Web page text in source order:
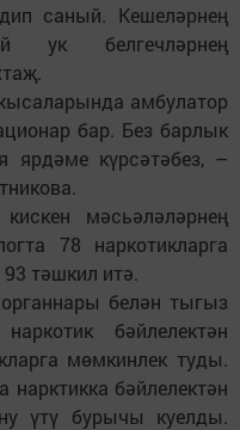
саный. Кешеләрнең
ук белгечләрнең
амбулатор
бар. Без барлык
ярдәме күрсәтәбез, –
мәсьәләләрнең
78 наркотикларга
тәшкил итә.
белән тыгыз
бәйлелектән
мөмкинлек туды.
нарктикка бәйлелектән
үтү бурычы куелды.